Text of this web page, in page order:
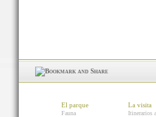
El parque
Fauna
La visita
Itinerarios